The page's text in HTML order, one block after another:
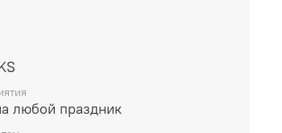
любой праздник